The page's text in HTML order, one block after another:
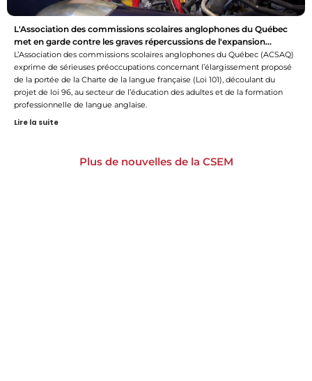
L'Association des commissions scolaires anglophones du Québec
met en garde contre les graves répercussions de l'expansion...
L’Association des commissions scolaires anglophones du Québec (ACSAQ)
exprime de sérieuses préoccupations concernant l’élargissement proposé
de la portée de la Charte de la langue française (Loi 101), découlant du
projet de loi 96, au secteur de l’éducation des adultes et de la formation
professionnelle de langue anglaise.
Lire la suite
Plus de nouvelles de la CSEM